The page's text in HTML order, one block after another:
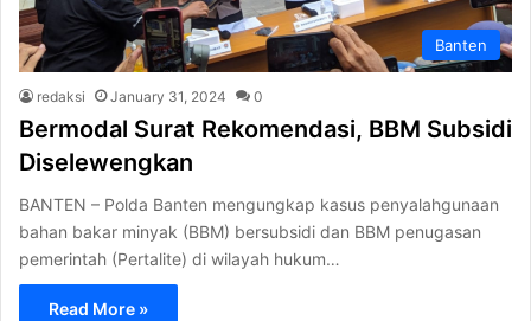
Banten
redaksi January 31, 2024 0
Bermodal Surat Rekomendasi, BBM Subsidi
Diselewengkan
BANTEN – Polda Banten mengungkap kasus penyalahgunaan
bahan bakar minyak (BBM) bersubsidi dan BBM penugasan
pemerintah (Pertalite) di wilayah hukum…
Read More »